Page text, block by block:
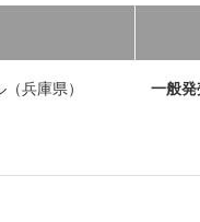
兵庫県） 一般発